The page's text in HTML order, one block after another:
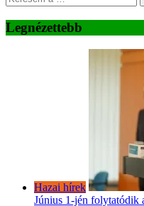
Legnézettebb
Hazai hírek
Június 1-jén folytatódik